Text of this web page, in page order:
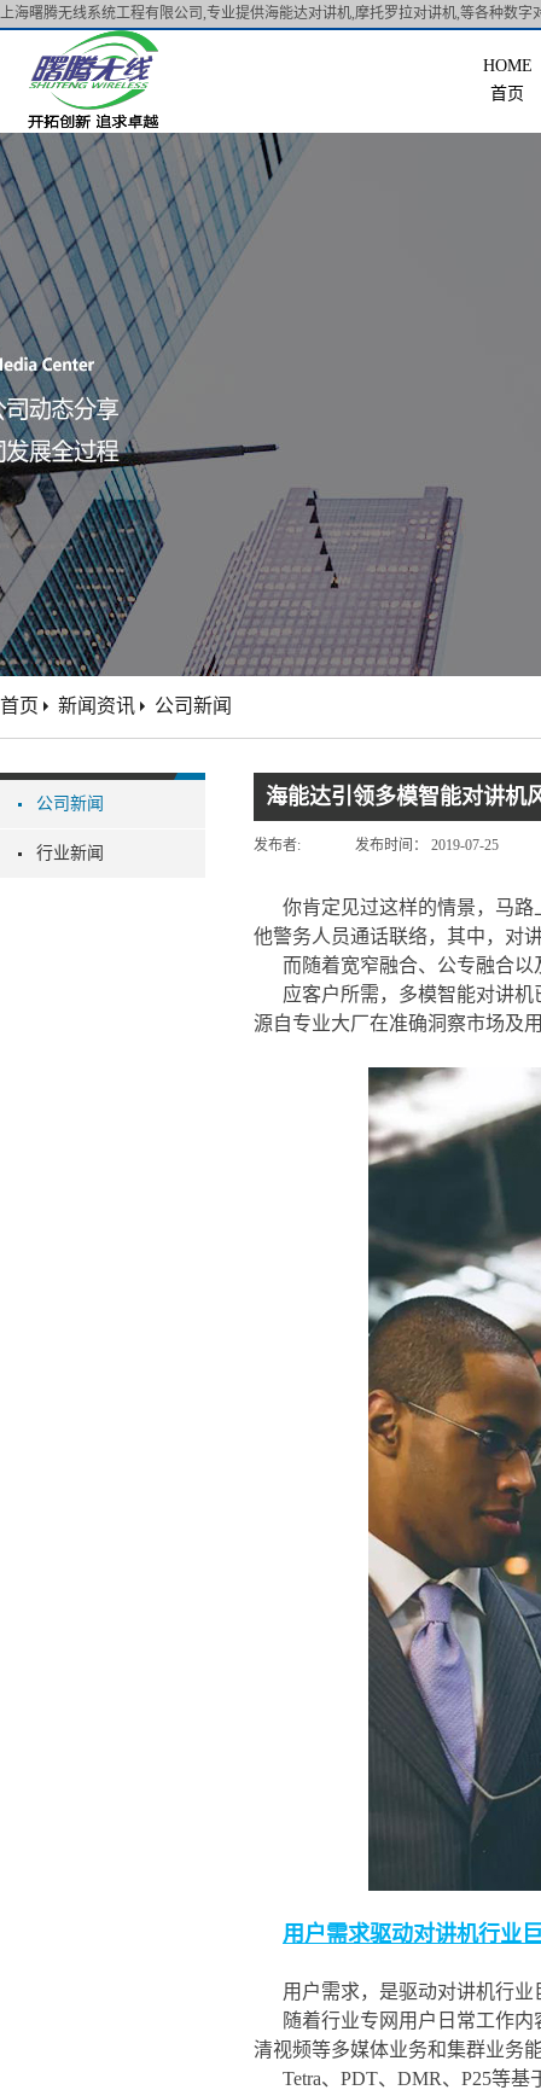
上海曙腾无线系统工程有限公司,专业提供海能达对讲机,摩托罗拉对讲机,等各种数字
首页
公司新闻
行业新闻
首页 新闻资讯 公司新闻
海能达引领多模智能对讲机
发布者: 发布时间： 2019-07-25
你肯定见过这样的情景，马
他警务人员通话联络，其中，对
而随着宽窄融合、公专融合
应客户所需，多模智能对讲
源自专业大厂在准确洞察市场及
用户需求驱动对讲机行业
用户需求，是驱动对讲机行业
随着行业专网用户日常工作
清视频等多媒体业务和集群业务
Tetra、PDT、DMR、P25等